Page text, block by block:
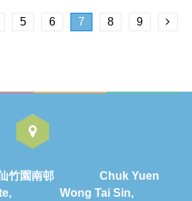
5 6 7 8 9
園南邨 Chuk Yuen
Wong Tai Sin,